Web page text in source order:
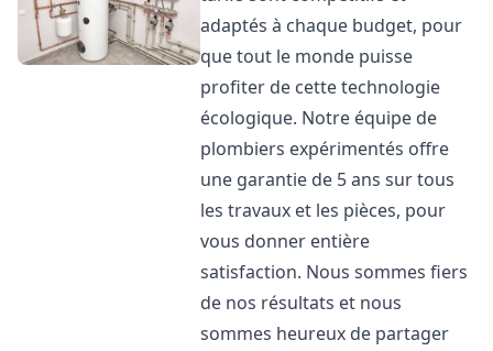
adaptés à chaque budget, pour
que tout le monde puisse
profiter de cette technologie
écologique. Notre équipe de
plombiers expérimentés offre
une garantie de 5 ans sur tous
les travaux et les pièces, pour
vous donner entière
satisfaction. Nous sommes fiers
de nos résultats et nous
sommes heureux de partager